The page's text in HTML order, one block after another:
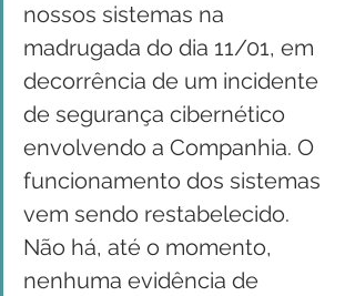
nossos sistemas na
madrugada do dia 11/01, em
decorrência de um incidente
de segurança cibernético
envolvendo a Companhia. O
funcionamento dos sistemas
vem sendo restabelecido.
Não há, até o momento,
nenhuma evidência de